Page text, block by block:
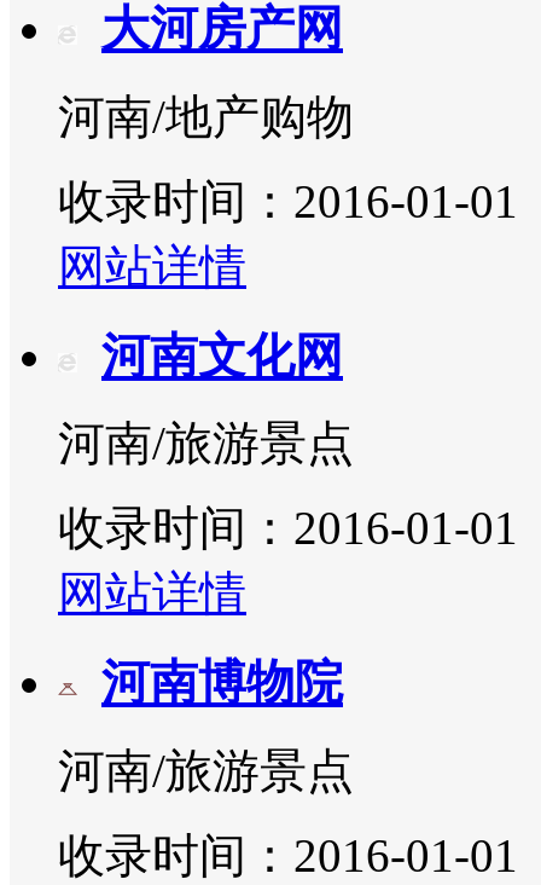
大河房产网
河南/地产购物
收录时间：2016-01-01
网站详情
河南文化网
河南/旅游景点
收录时间：2016-01-01
网站详情
河南博物院
河南/旅游景点
收录时间：2016-01-01